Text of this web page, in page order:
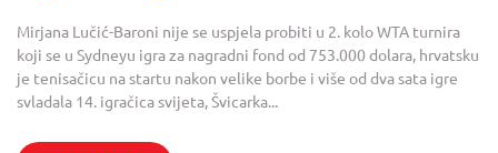
Mirjana Lučić-Baroni nije se uspjela probiti u 2. kolo WTA turnira
koji se u Sydneyu igra za nagradni fond od 753.000 dolara, hrvatsku
je tenisačicu na startu nakon velike borbe i više od dva sata igre
svladala 14. igračica svijeta, Švicarka...